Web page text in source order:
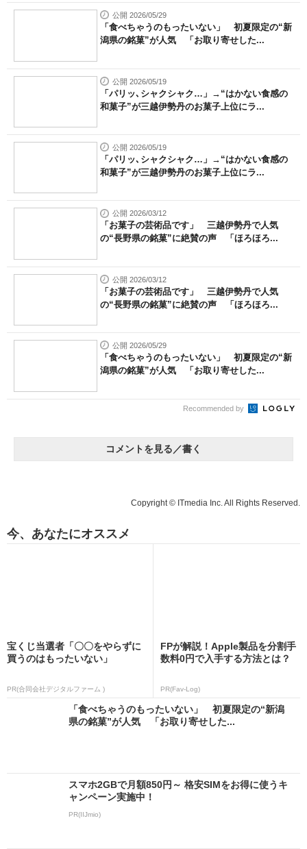
公開 2026/05/29
「食べちゃうのもったいない」 初夏限定の“新
潟県の銘菓”が人気 「お取り寄せした...
公開 2026/05/19
「パリッ､シャクシャク…」→“はかない食感の
和菓子”が三越伊勢丹のお菓子上位にラ...
公開 2026/05/19
「パリッ､シャクシャク…」→“はかない食感の
和菓子”が三越伊勢丹のお菓子上位にラ...
公開 2026/03/12
「お菓子の芸術品です」 三越伊勢丹で人気
の“長野県の銘菓”に絶賛の声 「ほろほろ...
公開 2026/03/12
「お菓子の芸術品です」 三越伊勢丹で人気
の“長野県の銘菓”に絶賛の声 「ほろほろ...
公開 2026/05/29
「食べちゃうのもったいない」 初夏限定の“新
潟県の銘菓”が人気 「お取り寄せした...
Recommended by
コメントを見る／書く
Copyright © ITmedia Inc. All Rights Reserved.
今、あなたにオススメ
宝くじ当選者「〇〇をやらずに
買うのはもったいない」
PR(合同会社デジタルファーム )
FPが解説！Apple製品を分割手
数料0円で入手する方法とは？
PR(Fav-Log)
「食べちゃうのもったいない」 初夏限定の“新潟
県の銘菓”が人気 「お取り寄せした...
スマホ2GBで月額850円～ 格安SIMをお得に使うキ
ャンペーン実施中！
PR(IIJmio)